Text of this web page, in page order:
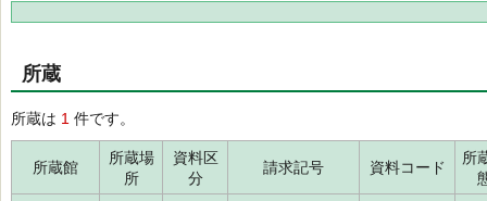
所蔵
所蔵は 1 件です。
所蔵館
所蔵場
所
資料区
分
請求記号 資料コード
所